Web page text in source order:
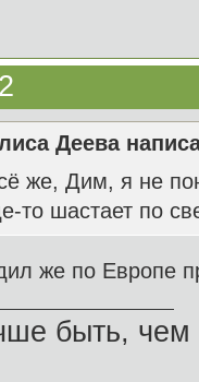
Деева
же, Дим, я не
то шастает по
же по Европе
быть, чем